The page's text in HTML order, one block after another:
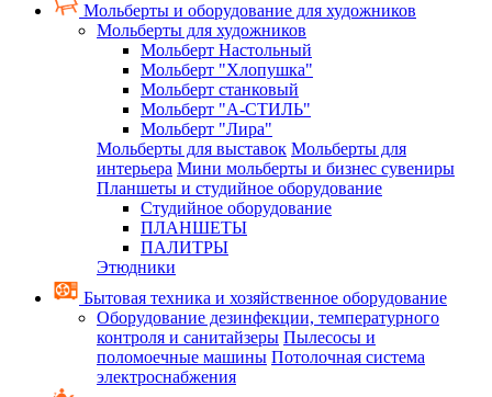
Мольберты и оборудование для художников
Мольберты для художников
Мольберт Настольный
Мольберт "Хлопушка"
Мольберт станковый
Мольберт "А-СТИЛЬ"
Мольберт "Лира"
Мольберты для выставок Мольберты для
интерьера Мини мольберты и бизнес сувениры
Планшеты и студийное оборудование
Студийное оборудование
ПЛАНШЕТЫ
ПАЛИТРЫ
Этюдники
Бытовая техника и хозяйственное оборудование
Оборудование дезинфекции, температурного
контроля и санитайзеры Пылесосы и
поломоечные машины Потолочная система
электроснабжения